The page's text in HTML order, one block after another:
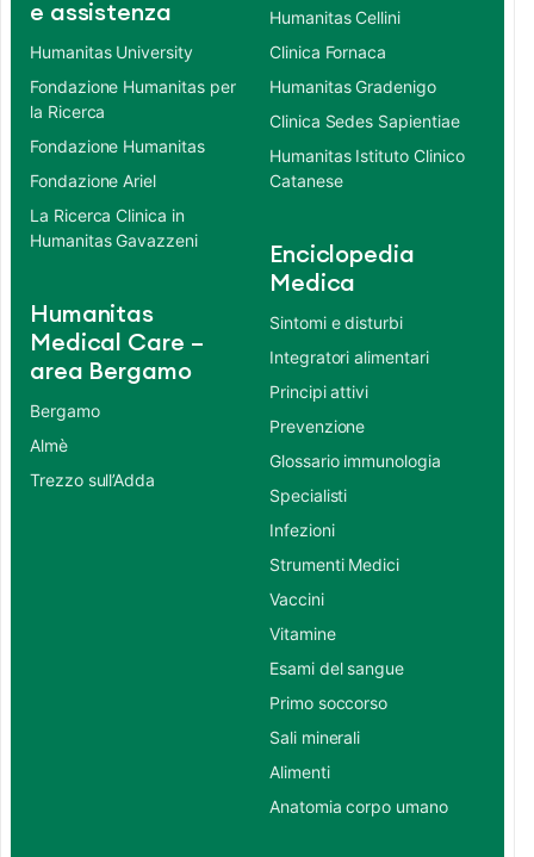
e assistenza
Humanitas University
Fondazione Humanitas per
la Ricerca
Fondazione Humanitas
Fondazione Ariel
La Ricerca Clinica in
Humanitas Gavazzeni
Humanitas
Medical Care –
area Bergamo
Bergamo
Almè
Trezzo sull’Adda
Humanitas Cellini
Clinica Fornaca
Humanitas Gradenigo
Clinica Sedes Sapientiae
Humanitas Istituto Clinico
Catanese
Enciclopedia
Medica
Sintomi e disturbi
Integratori alimentari
Principi attivi
Prevenzione
Glossario immunologia
Specialisti
Infezioni
Strumenti Medici
Vaccini
Vitamine
Esami del sangue
Primo soccorso
Sali minerali
Alimenti
Anatomia corpo umano